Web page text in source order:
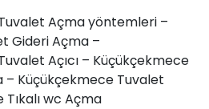
Açma yöntemleri –
Gideri Açma –
Açıcı – Küçükçekmece
– Küçükçekmece Tuvalet
wc Açma